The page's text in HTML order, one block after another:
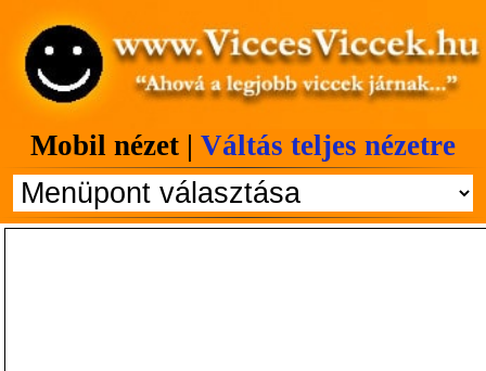
Mobil nézet | Váltás teljes nézetre